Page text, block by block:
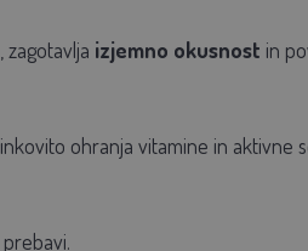
, zagotavlja izjemno okusnost in
ohranja vitamine in aktivne